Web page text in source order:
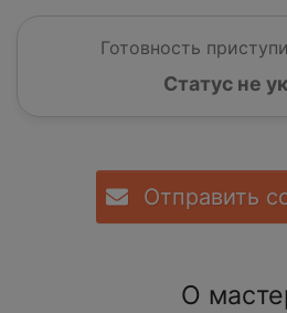
Готовность
Статус не
Отправить
О